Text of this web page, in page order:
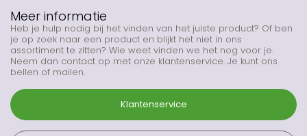
Meer informatie
Heb je hulp nodig bij het vinden van het juiste product? Of ben
je op zoek naar een product en blijkt het niet in ons
assortiment te zitten? Wie weet vinden we het nog voor je.
Neem dan contact op met onze klantenservice. Je kunt ons
bellen of mailen.
Klantenservice